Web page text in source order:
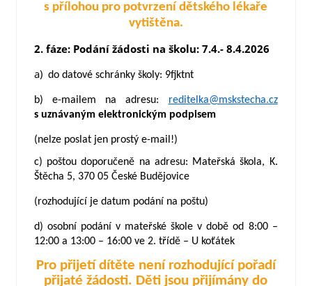
s přílohou pro potvrzení dětského lékaře
vytištěna.
2. fáze: Podání žádosti na školu: 7.4.- 8.4.2026
a) do datové schránky školy: 9fjktnt
b) e-mailem na adresu: reditelka@mskstecha.cz
s uznávaným elektronickým podpisem
(nelze poslat jen prostý e-mail!)
c) poštou doporučeně na adresu: Mateřská škola, K.
Štěcha 5, 370 05 České Budějovice
(rozhodující je datum podání na poštu)
d) osobní podání v mateřské škole v době od 8:00 –
12:00 a 13:00 – 16:00 ve 2. třídě – U koťátek
Pro přijetí dítěte není rozhodující pořadí
přijaté žádosti. Děti jsou přijímány do